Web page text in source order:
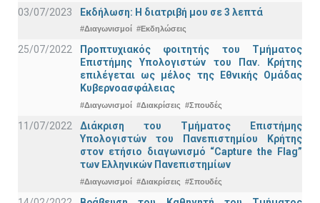
03/07/2023
Εκδήλωση: Η διατριβή μου σε 3 λεπτά
#Διαγωνισμοί #Εκδηλώσεις
25/07/2022
Προπτυχιακός φοιτητής του Τμήματος
Επιστήμης Υπολογιστών του Παν. Κρήτης
επιλέγεται ως μέλος της Εθνικής Ομάδας
Κυβερνοασφάλειας
#Διαγωνισμοί #Διακρίσεις #Σπουδές
11/07/2022
Διάκριση του Τμήματος Επιστήμης
Υπολογιστών του Πανεπιστημίου Κρήτης
στον ετήσιο διαγωνισμό “Capture the Flag”
των Ελληνικών Πανεπιστημίων
#Διαγωνισμοί #Διακρίσεις #Σπουδές